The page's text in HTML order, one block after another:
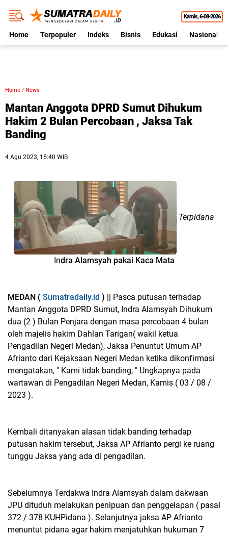
Kamis 6•08•2026
Home Terpopuler Indeks Bisnis Edukasi Nasional
Home / News
Mantan Anggota DPRD Sumut Dihukum
Hakim 2 Bulan Percobaan , Jaksa Tak
Banding
4 Agu 2023, 15:40 WIB
Terpidana
Indra Alamsyah pakai Kaca Mata
MEDAN ( Sumatradaily.id ) || Pasca putusan terhadap
Mantan Anggota DPRD Sumut, Indra Alamsyah Dihukum
dua (2 ) Bulan Penjara dengan masa percobaan 4 bulan
oleh majelis hakim Dahlan Tarigan( wakil ketua
Pengadilan Negeri Medan), Jaksa Penuntut Umum AP
Afrianto dari Kejaksaan Negeri Medan ketika dikonfirmasi
mengatakan, " Kami tidak banding, " Ungkapnya pada
wartawan di Pengadilan Negeri Medan, Kamis ( 03 / 08 /
2023 ).
Kembali ditanyakan alasan tidak banding terhadap
putusan hakim tersebut, Jaksa AP Afrianto pergi ke ruang
tunggu Jaksa yang ada di pengadilan.
Sebelumnya Terdakwa Indra Alamsyah dalam dakwaan
JPU dituduh melakukan penipuan dan penggelapan ( pasal
372 / 378 KUHPidana ). Selanjutnya jaksa AP Afrianto
menuntut pidana agar hakim menjatuhkan hukuman 7